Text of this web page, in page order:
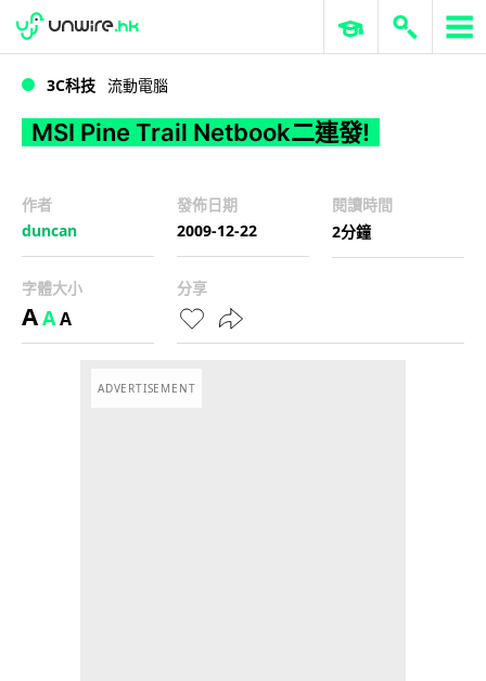
MSI Pine Trail Netbook二連發!
WWDC 2026 ERP 與商業 AI
3C科技 流動電腦
MSI Pine Trail Netbook二連發!
作者
duncan
發佈日期
2009-12-22
閱讀時間
2分鐘
字體大小
AAA
分享
ADVERTISEMENT